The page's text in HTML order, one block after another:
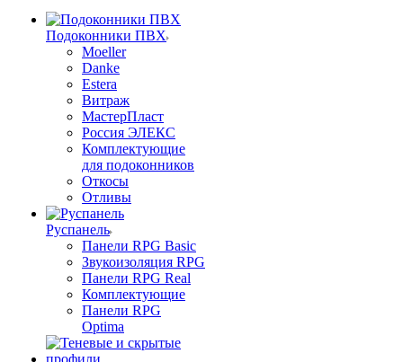
Подоконники ПВХ
Moeller
Danke
Estera
Витраж
МастерПласт
Россия ЭЛЕКС
Комплектующие
для подоконников
Откосы
Отливы
Руспанель
Панели RPG Basic
Звукоизоляция RPG
Панели RPG Real
Комплектующие
Панели RPG
Optima